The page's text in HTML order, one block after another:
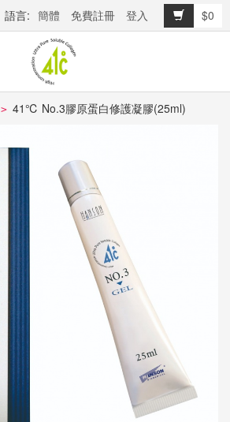
語言: 簡體 免費註冊 登入
$0
> 41℃ No.3膠原蛋白修護凝膠(25ml)